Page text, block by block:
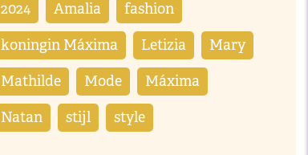
2024 Amalia fashion
koningin Máxima Letizia Mary
Mathilde Mode Máxima
Natan stijl style